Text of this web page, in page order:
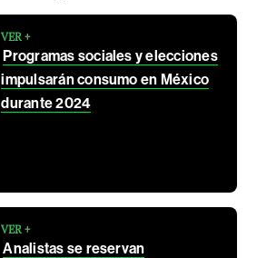
VER +
Programas sociales y elecciones
impulsarán consumo en México
durante 2024
VER +
Analistas se reservan